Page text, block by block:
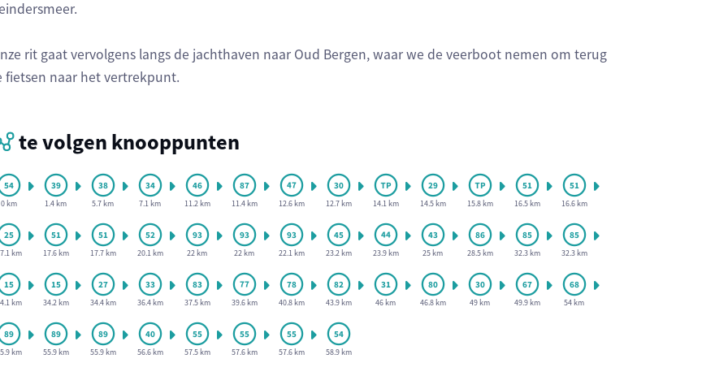
rit gaat vervolgens langs de jachthaven naar Oud Bergen, waar we de veerboot nemen om terug
fietsen naar het vertrekpunt.
te volgen knooppunten
0 km 1.4 km 5.7 km 7.1 km 11.2 km 11.4 km 12.6 km 12.7 km 14.1 km 14.5 km 15.8 km 16.5 km 16.6 km
km 17.6 km 17.7 km 20.1 km 22 km 22 km 22.1 km 23.2 km 23.9 km 25 km 28.5 km 32.3 km 32.3 km
km 34.2 km 34.4 km 36.4 km 37.5 km 39.6 km 40.8 km 43.9 km 46 km 46.8 km 49 km 49.9 km 54 km
km 55.9 km 55.9 km 56.6 km 57.5 km 57.6 km 57.6 km 58.9 km